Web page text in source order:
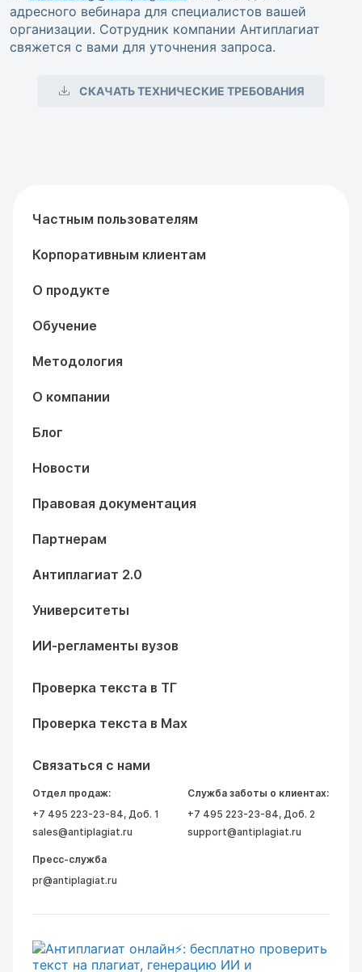
адресного вебинара для специалистов вашей
организации. Сотрудник компании Антиплагиат
свяжется с вами для уточнения запроса.
СКАЧАТЬ ТЕХНИЧЕСКИЕ ТРЕБОВАНИЯ
Частным пользователям
Корпоративным клиентам
О продукте
Обучение
Методология
О компании
Блог
Новости
Правовая документация
Партнерам
Антиплагиат 2.0
Университеты
ИИ-регламенты вузов
Проверка текста в ТГ
Проверка текста в Max
Связаться с нами
Отдел продаж:
+7 495 223-23-84, Доб. 1
sales@antiplagiat.ru
Служба заботы о клиентах:
+7 495 223-23-84, Доб. 2
support@antiplagiat.ru
Пресс-служба
pr@antiplagiat.ru